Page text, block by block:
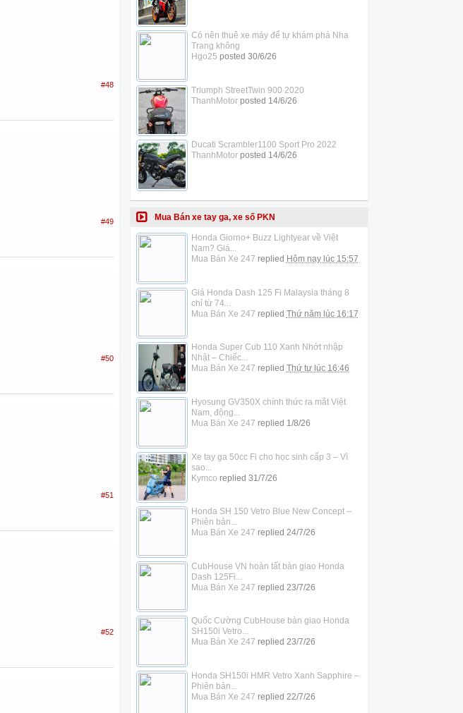
#48
#49
#50
#51
#52
Có nên thuê xe máy để tự khám phá Nha
Trang không
Hgo25 posted 30/6/26
Triumph StreetTwin 900 2020
ThanhMotorposted 14/6/26
Ducati Scrambler1100 Sport Pro 2022
ThanhMotorposted 14/6/26
Mua Bán xe tay ga, xe số PKN
Honda Giorno+ Buzz Lightyear về Việt
Nam? Giá...
Mua Bán Xe 247 replied Hôm nay lúc 15:57
Giá Honda Dash 125 Fi Malaysia tháng 8
chỉ từ 74...
Mua Bán Xe 247 replied Thứ năm lúc 16:17
Honda Super Cub 110 Xanh Nhớt nhập
Nhật – Chiếc...
Mua Bán Xe 247 replied Thứ tư lúc 16:46
Hyosung GV350X chính thức ra mắt Việt
Nam, động...
Mua Bán Xe 247 replied 1/8/26
Xe tay ga 50cc Fi cho học sinh cấp 3 – Vì
sao...
Kymco replied 31/7/26
Honda SH 150 Vetro Blue New Concept –
Phiên bản...
Mua Bán Xe 247 replied 24/7/26
CubHouse VN hoàn tất bàn giao Honda
Dash 125Fi...
Mua Bán Xe 247 replied 23/7/26
Quốc Cường CubHouse bàn giao Honda
SH150i Vetro...
Mua Bán Xe 247 replied 23/7/26
Honda SH150i HMR Vetro Xanh Sapphire –
Phiên bản...
Mua Bán Xe 247 replied 22/7/26